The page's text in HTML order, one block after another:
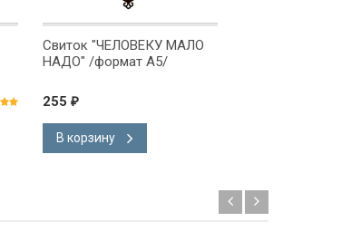
Свиток "ЧЕЛОВЕКУ МАЛО
НАДО" /формат А5/
255 ₽
В корзину